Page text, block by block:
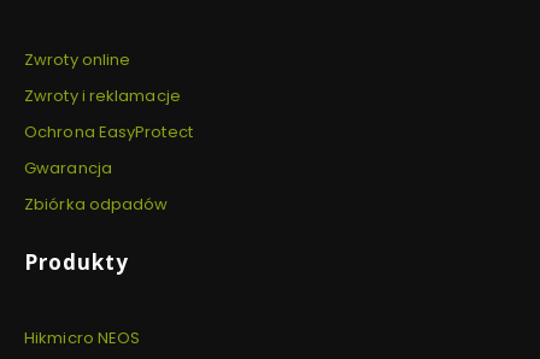
Zwroty online
Zwroty i reklamacje
Ochrona EasyProtect
Gwarancja
Zbiórka odpadów
Produkty
Hikmicro NEOS